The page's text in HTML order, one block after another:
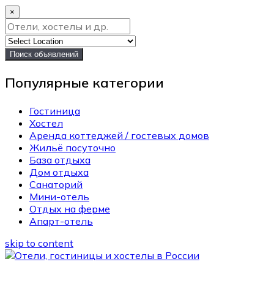
×
Поиск объявлений
Популярные категории
Гостиница
Хостел
Аренда коттеджей / гостевых домов
Жильё посуточно
База отдыха
Дом отдыха
Санаторий
Мини-отель
Отдых на ферме
Апарт-отель
skip to content